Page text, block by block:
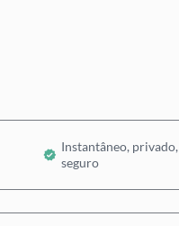
Instantâneo, privado,
seguro